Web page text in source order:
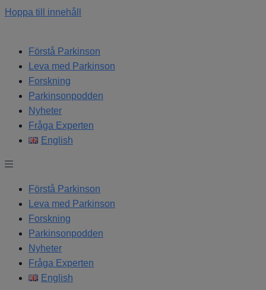
Hoppa till innehåll
Förstå Parkinson
Leva med Parkinson
Forskning
Parkinsonpodden
Nyheter
Fråga Experten
English
Förstå Parkinson
Leva med Parkinson
Forskning
Parkinsonpodden
Nyheter
Fråga Experten
English